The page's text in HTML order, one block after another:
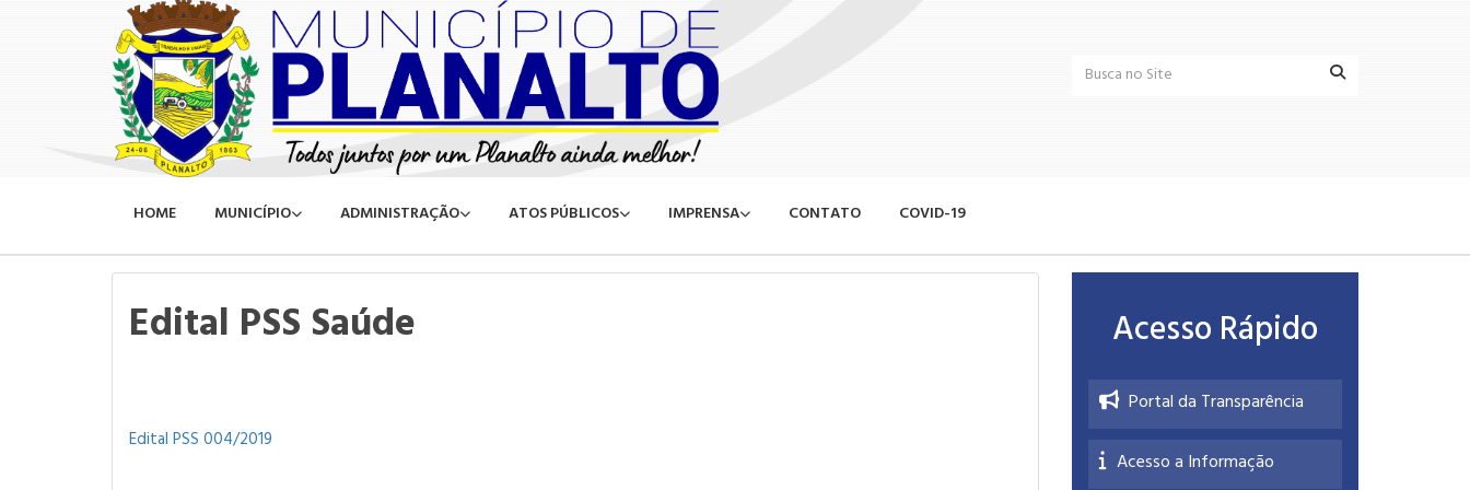
HOME MUNICÍPIO ADMINISTRAÇÃO ATOS PÚBLICOS IMPRENSA CONTATO COVID-19
Edital PSS Saúde
Edital PSS 004/2019
Acesso Rápido
Portal da Transparência
Acesso a Informação